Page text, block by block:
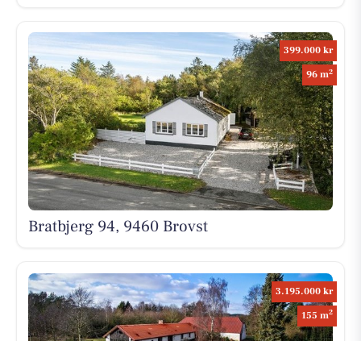
399.000 kr
96 m2
Bratbjerg 94, 9460 Brovst
3.195.000 kr
155 m2